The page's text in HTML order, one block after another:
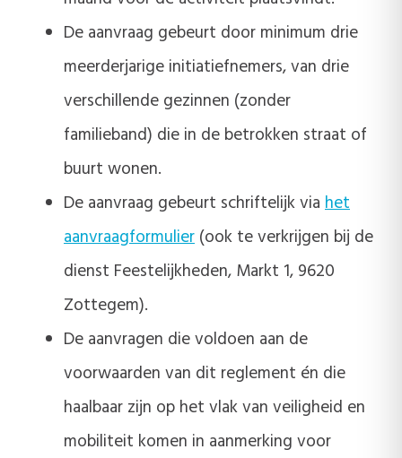
De aanvraag gebeurt door minimum drie
meerderjarige initiatiefnemers, van drie
verschillende gezinnen (zonder
familieband) die in de betrokken straat of
buurt wonen.
De aanvraag gebeurt schriftelijk via het
aanvraagformulier (ook te verkrijgen bij de
dienst Feestelijkheden, Markt 1, 9620
Zottegem).
De aanvragen die voldoen aan de
voorwaarden van dit reglement én die
haalbaar zijn op het vlak van veiligheid en
mobiliteit komen in aanmerking voor